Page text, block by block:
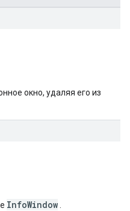
окно, удаляя его из
InfoWindow